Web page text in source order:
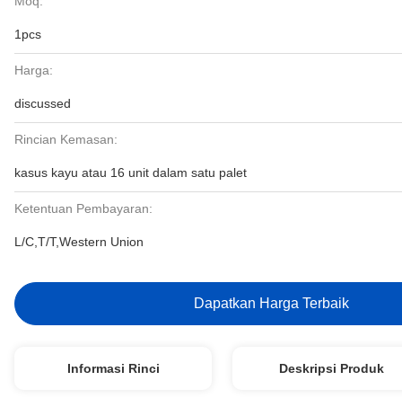
1pcs
Harga:
discussed
Rincian Kemasan:
kasus kayu atau 16 unit dalam satu palet
Ketentuan Pembayaran:
L/C,T/T,Western Union
Dapatkan Harga Terbaik
Informasi Rinci Deskripsi Produk